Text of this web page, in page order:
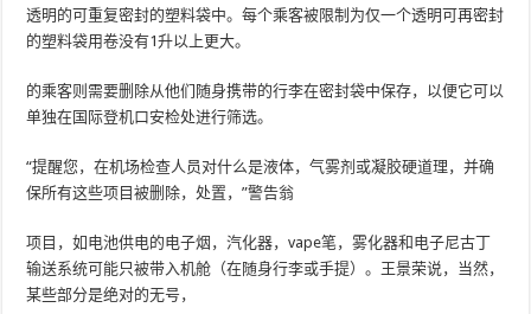
透明的可重复密封的塑料袋中。每个乘客被限制为仅一个透明可再密封
的塑料袋用卷没有1升以上更大。
的乘客则需要删除从他们随身携带的行李在密封袋中保存，以便它可以
单独在国际登机口安检处进行筛选。
“提醒您，在机场检查人员对什么是液体，气雾剂或凝胶硬道理，并确
保所有这些项目被删除，处置，”警告翁
项目，如电池供电的电子烟，汽化器，vape笔，雾化器和电子尼古丁
输送系统可能只被带入机舱（在随身行李或手提）。王景荣说，当然，
某些部分是绝对的无号，